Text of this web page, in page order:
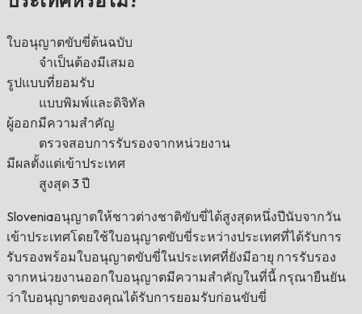
ใบอนุญาตขับขี่ต้นฉบับ
จำเป็นต้องมีเสมอ
รูปแบบที่ยอมรับ
แบบพิมพ์และดิจิทัล
ผู้ออกมีความสำคัญ
ตรวจสอบการรับรองจากหน่วยงาน
มีผลตั้งแต่เข้าประเทศ
สูงสุด 3 ปี
Sloveniaอนุญาตให้ชาวต่างชาติขับขี่ได้สูงสุดหนึ่งปีนับจากวัน
เข้าประเทศโดยใช้ใบอนุญาตขับขี่ระหว่างประเทศที่ได้รับการ
รับรองพร้อมใบอนุญาตขับขี่ในประเทศที่ยังมีอายุ การรับรอง
จากหน่วยงานออกใบอนุญาตมีความสำคัญในที่นี้ กรุณายืนยัน
ว่าใบอนุญาตของคุณได้รับการยอมรับก่อนขับขี่